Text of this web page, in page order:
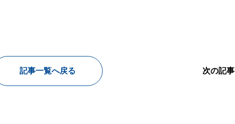
記事一覧へ戻る 次の記事